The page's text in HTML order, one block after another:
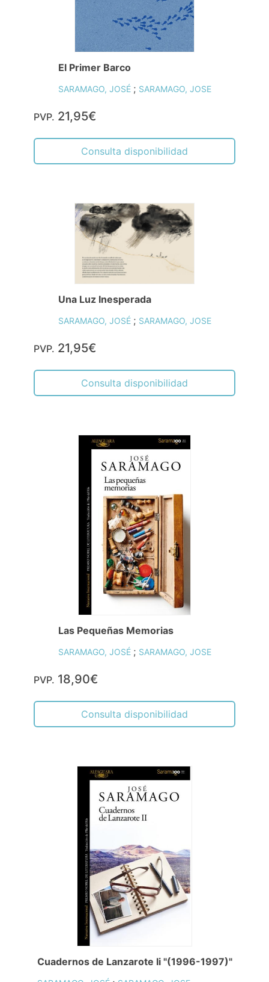
El Primer Barco
SARAMAGO, JOSÉ ; SARAMAGO, JOSE
PVP. 21,95€
Consulta disponibilidad
Una Luz Inesperada
SARAMAGO, JOSÉ ; SARAMAGO, JOSE
PVP. 21,95€
Consulta disponibilidad
Las Pequeñas Memorias
SARAMAGO, JOSÉ ; SARAMAGO, JOSE
PVP. 18,90€
Consulta disponibilidad
Cuadernos de Lanzarote Ii "(1996-1997)"